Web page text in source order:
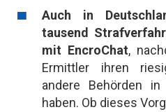
Auch in
tausend
mit EncroChat,
Ermittler ihren
andere Behörden in
haben. Ob dieses